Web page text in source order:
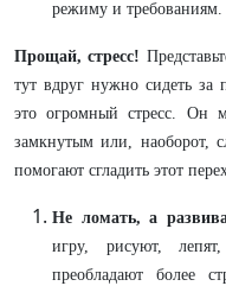
режиму и требованиям.
Прощай, стресс!
тут вдруг нужно сидеть за
это огромный стресс. Он
замкнутым или, наоборот,
помогают сгладить этот
Не ломать, а
игру, рисуют,
преобладают более